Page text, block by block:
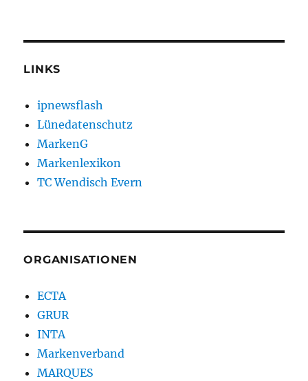
LINKS
ipnewsflash
Lünedatenschutz
MarkenG
Markenlexikon
TC Wendisch Evern
ORGANISATIONEN
ECTA
GRUR
INTA
Markenverband
MARQUES